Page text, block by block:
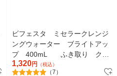
ビフェスタ ミセラークレンジ
ングウォーター ブライトアッ
プ 400mL ふき取り クレ
ンジング
1,320円 （税込）
（7）